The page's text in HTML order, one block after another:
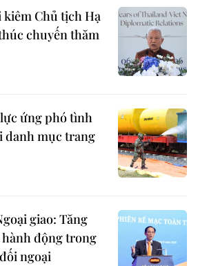
Chủ tịch Hạ
chuyến thăm
ứng phó tình
danh mục trang
giao: Tăng
động trong
ngoại